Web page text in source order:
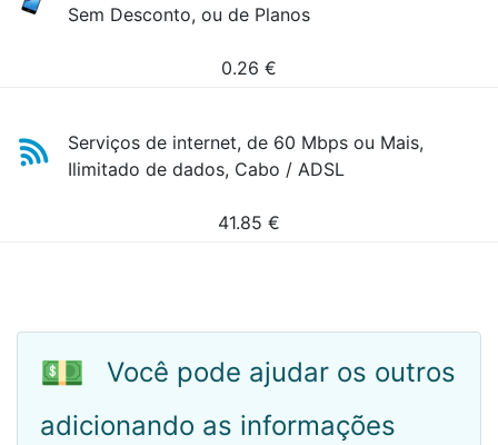
Sem Desconto, ou de Planos
0.26 €
Serviços de internet, de 60 Mbps ou Mais,
Ilimitado de dados, Cabo / ADSL
41.85 €
💵
Você pode ajudar os outros
adicionando as informações